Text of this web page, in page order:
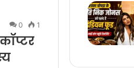
0 1